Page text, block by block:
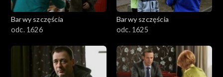
Barwy szczęścia
odc. 1626
Barwy szczęścia
odc. 1625